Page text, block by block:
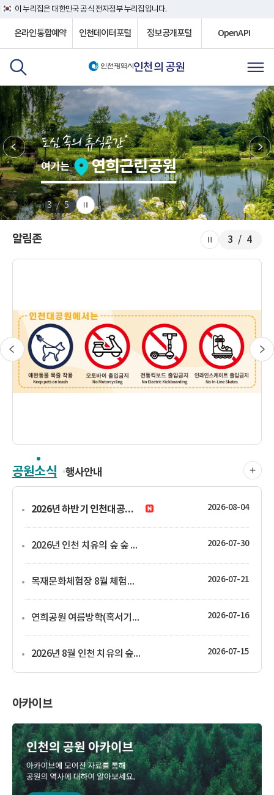
이 누리집은 대한민국 공식 전자정부 누리집입니다.
온라인통합예약 인천데이터포털 정보공개포털 OpenAPI
인천의 공원
3 / 5
여기는 연희근린공원
알림존 3 / 4
공원소식 행사안내
2026년 하반기 인천대공원 암생존자 산림치유 협업 프로그램 운영 안내 2026-08-04
2026년 인천 치유의 숲 숲 태교 프로그램 " 마주 보기 숲" 운영 안내 2026-07-30
목재문화체험장 8월 체험프로그램 운영 안내 2026-07-21
연희공원 여름방학(혹서기) 특집 산림치유프로그램(실내프로그램) 안내 2026-07-16
2026년 8월 인천 치유의 숲 산림 치유 프로그램 운영 안내 2026-07-15
아카이브